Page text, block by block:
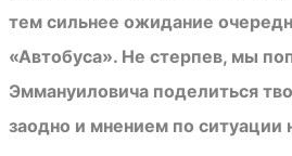
тем сильнее ожидание
«Автобуса». Не стерпев, мы
Эммануиловича поделиться
заодно и мнением по ситуации